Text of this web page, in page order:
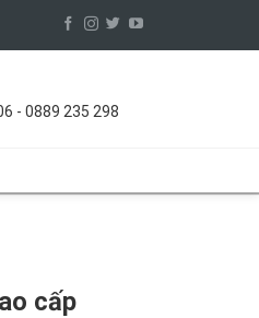
- 0889 235 298
cấp